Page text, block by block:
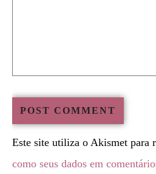
Este site utiliza o Akismet para
como seus dados em